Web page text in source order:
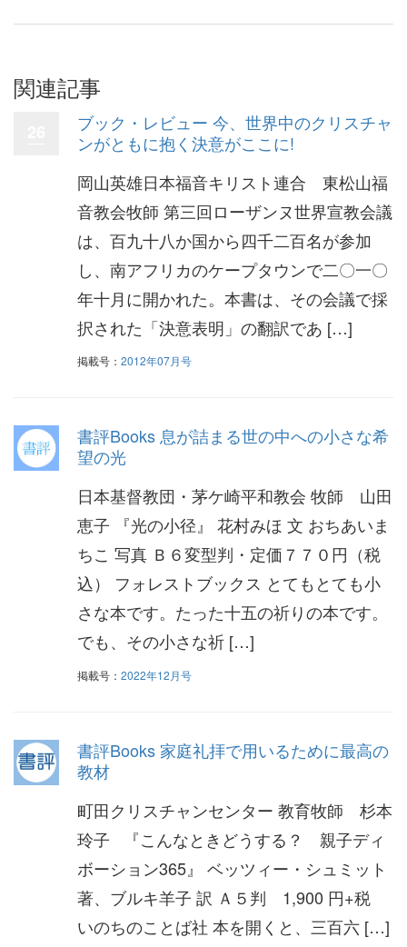
関連記事
ブック・レビュー 今、世界中のクリスチャ
ンがともに抱く決意がここに!
岡山英雄日本福音キリスト連合 東松山福
音教会牧師 第三回ローザンヌ世界宣教会議
は、百九十八か国から四千二百名が参加
し、南アフリカのケープタウンで二〇一〇
年十月に開かれた。本書は、その会議で採
択された「決意表明」の翻訳であ […]
掲載号： 2012年07月号
書評Books 息が詰まる世の中への小さな希
望の光
日本基督教団・茅ケ崎平和教会 牧師 山田
恵子 『光の小径』 花村みほ 文 おちあいま
ちこ 写真 Ｂ６変型判・定価７７０円（税
込） フォレストブックス とてもとても小
さな本です。たった十五の祈りの本です。
でも、その小さな祈 […]
掲載号： 2022年12月号
書評Books 家庭礼拝で用いるために最高の
教材
町田クリスチャンセンター 教育牧師 杉本
玲子 『こんなときどうする？ 親子ディ
ボーション365』 ベッツィー・シュミット
著、ブルキ羊子 訳 Ａ５判 1,900 円+税
いのちのことば社 本を開くと、三百六 […]